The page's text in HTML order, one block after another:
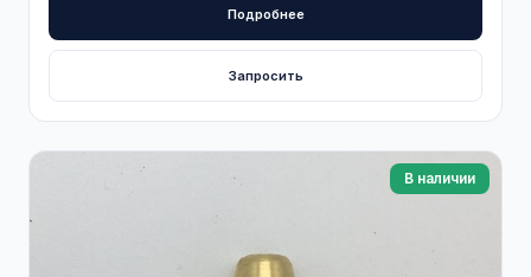
Подробнее
Запросить
В наличии